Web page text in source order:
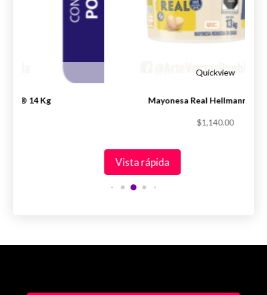
14 Kg
Quickview
Mayonesa Real Hellmann’s®
$1,140.00
Vista rápida